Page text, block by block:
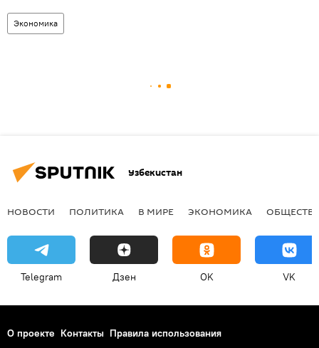
Экономика
Узбекистан
НОВОСТИ ПОЛИТИКА В МИРЕ ЭКОНОМИКА
Telegram Дзен OK VK
О проекте Контакты Правила использования